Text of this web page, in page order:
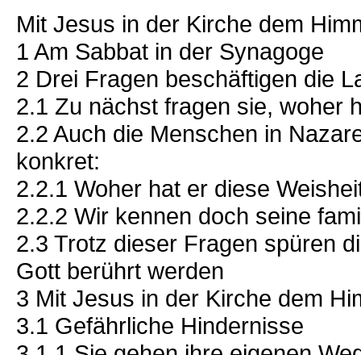
Mit Jesus in der Kirche dem
1 Am Sabbat in der Synagoge
2 Drei Fragen beschäftigen die
2.1 Zu nächst fragen sie, woher
2.2 Auch die Menschen in
konkret:
2.2.1 Woher hat er diese
2.2.2 Wir kennen doch seine
2.3 Trotz dieser Fragen spüren
Gott berührt werden
3 Mit Jesus in der Kirche dem
3.1 Gefährliche Hindernisse